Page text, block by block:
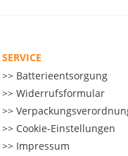
SERVICE
Batterieentsorgung
Widerrufsformular
Cookie-Einstellungen
Impressum